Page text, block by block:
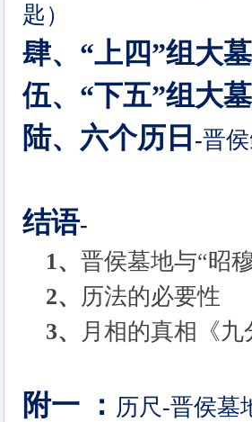
匙）
肆、“上四”组大墓
伍、“下五”组大墓
陆、六个历日 -晋
结语-
1、 晋侯墓地与“昭
2、 历法的必要性
3、 月相的真相《
附一 ： 历尺-晋侯墓